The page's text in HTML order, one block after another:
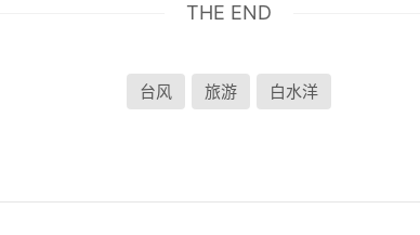
THE END
台风 旅游 白水洋